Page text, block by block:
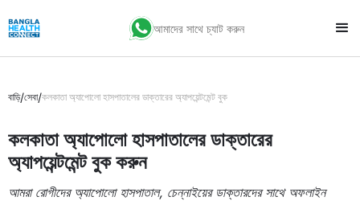
আমাদের সাথে চ্যাট করুন
বাড়ি/সেবা/কলকাতা অ্যাপোলো হাসপাতালের ডাক্তারের অ্যাপয়েন্টমেন্ট বুক
কলকাতা অ্যাপোলো হাসপাতালের ডাক্তারের
অ্যাপয়েন্টমেন্ট বুক করুন
আমরা রোগীদের অ্যাপোলো হাসপাতাল, চেন্নাইয়ের ডাক্তারদের সাথে অফলাইন